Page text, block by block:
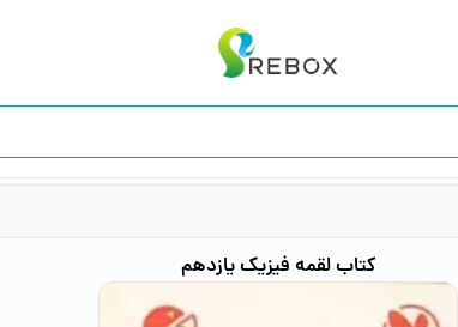
کتابلقمه فیزیک یازدهم